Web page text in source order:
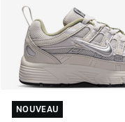
NOUVEAU
NOUVEAU